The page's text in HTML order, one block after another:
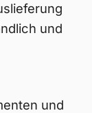
und
und